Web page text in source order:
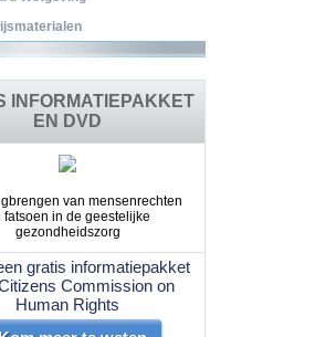
INFORMATIEPAKKET
EN DVD
van mensenrechten
fatsoen in de geestelijke
gezondheidszorg
gratis informatiepakket
Commission on
Human Rights